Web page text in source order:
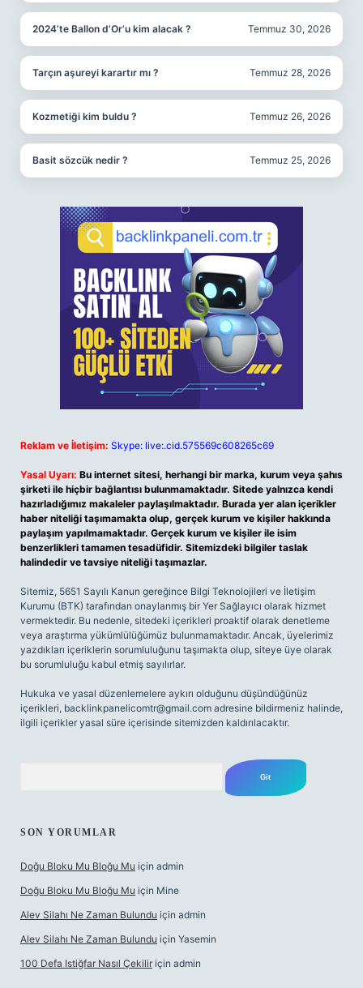
2024’te Ballon d’Or’u kim alacak ? Temmuz 30, 2026
Tarçın aşureyi karartır mı ? Temmuz 28, 2026
Kozmetiği kim buldu ? Temmuz 26, 2026
Basit sözcük nedir ? Temmuz 25, 2026
Reklam ve İletişim: Skype: live:.cid.575569c608265c69
Yasal Uyarı: Bu internet sitesi, herhangi bir marka, kurum veya şahıs
şirketi ile hiçbir bağlantısı bulunmamaktadır. Sitede yalnızca kendi
hazırladığımız makaleler paylaşılmaktadır. Burada yer alan içerikler
haber niteliği taşımamakta olup, gerçek kurum ve kişiler hakkında
paylaşım yapılmamaktadır. Gerçek kurum ve kişiler ile isim
benzerlikleri tamamen tesadüfidir. Sitemizdeki bilgiler taslak
halindedir ve tavsiye niteliği taşımazlar.
Sitemiz, 5651 Sayılı Kanun gereğince Bilgi Teknolojileri ve İletişim
Kurumu (BTK) tarafından onaylanmış bir Yer Sağlayıcı olarak hizmet
vermektedir. Bu nedenle, sitedeki içerikleri proaktif olarak denetleme
veya araştırma yükümlülüğümüz bulunmamaktadır. Ancak, üyelerimiz
yazdıkları içeriklerin sorumluluğunu taşımakta olup, siteye üye olarak
bu sorumluluğu kabul etmiş sayılırlar.
Hukuka ve yasal düzenlemelere aykırı olduğunu düşündüğünüz
içerikleri, backlinkpanelicomtr@gmail.com adresine bildirmeniz halinde,
ilgili içerikler yasal süre içerisinde sitemizden kaldırılacaktır.
SON YORUMLAR
Doğu Bloku Mu Bloğu Mu için admin
Doğu Bloku Mu Bloğu Mu için Mine
Alev Silahı Ne Zaman Bulundu için admin
Alev Silahı Ne Zaman Bulundu için Yasemin
100 Defa Istiğfar Nasıl Çekilir için admin